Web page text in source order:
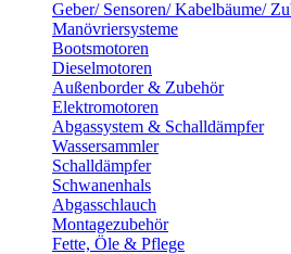
Geber/ Sensoren/ Kabelbäume/
Manövriersysteme
Bootsmotoren
Dieselmotoren
Außenborder & Zubehör
Elektromotoren
Abgassystem & Schalldämpfer
Wassersammler
Schalldämpfer
Schwanenhals
Abgasschlauch
Montagezubehör
Fette, Öle & Pflege